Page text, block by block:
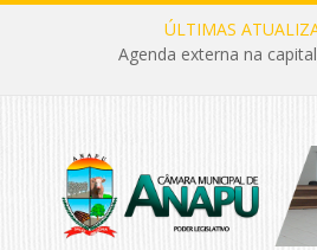
ÚLTIMAS
Agenda externa na